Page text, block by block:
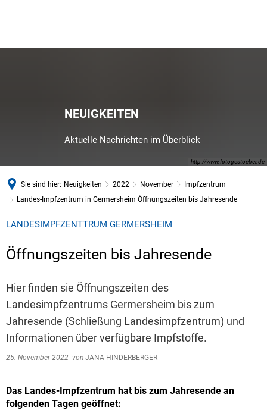
http://www.fotogestoeber.de
NEUIGKEITEN
Aktuelle Nachrichten im Überblick
Sie sind hier: Neuigkeiten 2022 November
Impfzentrum
Landes-Impfzentrum in Germersheim Öffnungszeiten bis Jahresende
LANDESIMPFZENTTRUM GERMERSHEIM
Öffnungszeiten bis Jahresende
Hier finden sie Öffnungszeiten des
Landesimpfzentrums Germersheim bis zum
Jahresende (Schließung Landesimpfzentrum) und
Informationen über verfügbare Impfstoffe.
25. November 2022 von JANA HINDERBERGER
Das Landes-Impfzentrum hat bis zum Jahresende an
folgenden Tagen geöffnet: